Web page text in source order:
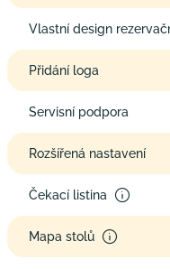
Vlastní design
Přidání loga
Servisní podpora
Rozšířená nastavení
Čekací listina
Mapa stolů